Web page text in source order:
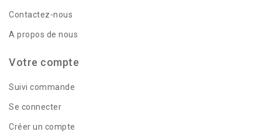
Contactez-nous
A propos de nous
Votre compte
Suivi commande
Se connecter
Créer un compte